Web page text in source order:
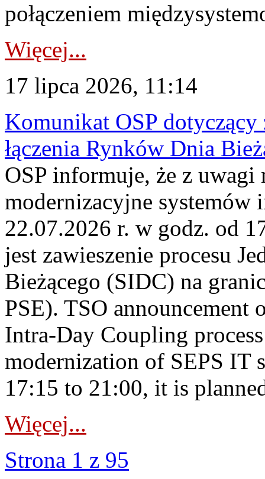
połączeniem
Więcej...
17 lipca 2026, 11:14
Komunikat OSP dotyczący
łączenia Rynków Dnia
OSP informuje, że z uwagi
modernizacyjne systemów
22.07.2026 r. w godz. od
jest zawieszenie procesu
Bieżącego (SIDC) na
PSE). TSO announcement
Intra-Day Coupling
modernization of SEPS IT
17:15 to 21:00, it is
Więcej...
Strona 1 z 95